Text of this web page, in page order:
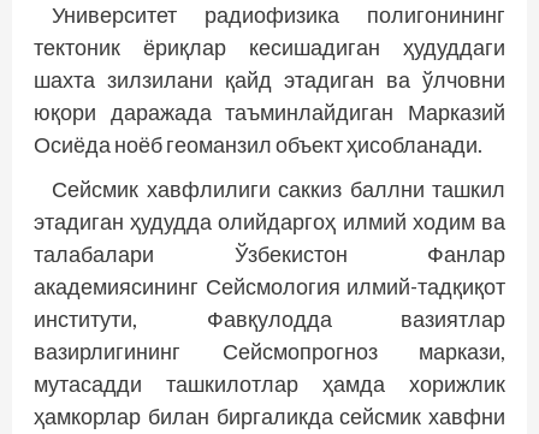
Университет радиофизика полигонининг
тектоник ёриқлар кесишадиган ҳудуддаги
шахта зилзилани қайд этадиган ва ўлчовни
юқори даражада таъминлайдиган Марказий
Осиёда ноёб геоманзил объект ҳисобланади.
Сейсмик хавфлилиги саккиз баллни ташкил
этадиган ҳудудда олийдаргоҳ илмий ходим ва
талабалари Ўзбекистон Фанлар
академиясининг Сейсмология илмий-тадқиқот
институти, Фавқулодда вазиятлар
вазирлигининг Сейсмопрогноз маркази,
мутасадди ташкилотлар ҳамда хорижлик
ҳамкорлар билан биргаликда сейсмик хавфни